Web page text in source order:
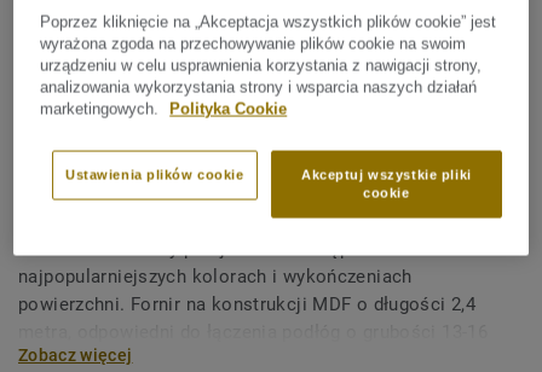
Sprawdź wszystkie wzory (14)
Akcesoria
Listwa przejściowa
fornirowana
najpopularniejszych kolorach i wykończeniach
powierzchni. Fornir na konstrukcji MDF o długości 2,4
mm.
Zobacz więcej
Poprzez kliknięcie na „Akceptacja wszystkich plików cookie” jest
wyrażona zgoda na przechowywanie plików cookie na swoim
urządzeniu w celu usprawnienia korzystania z nawigacji strony,
analizowania wykorzystania strony i wsparcia naszych działań
marketingowych.
Polityka Cookie
Akceptuj wszystkie pliki
cookie
Ustawienia plików cookie